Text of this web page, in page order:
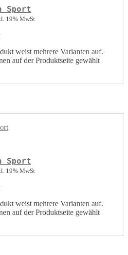
Sport
19% MwSt
weist mehrere Varianten auf.
auf der Produktseite gewählt
Sport
19% MwSt
weist mehrere Varianten auf.
auf der Produktseite gewählt